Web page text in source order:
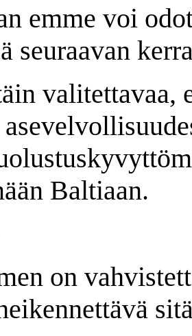
emme voi
seuraavan
valitettavaa,
Baltiaan.
on